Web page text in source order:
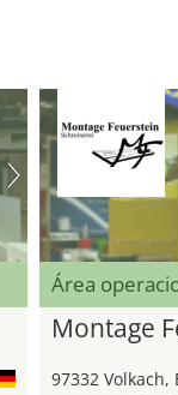
Área
Montage
97332 Volkach,